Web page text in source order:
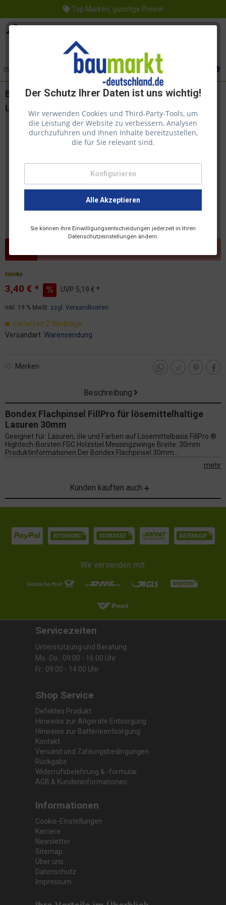
Top Marken, günstige Preise!
Der Schutz Ihrer Daten ist uns wichtig!
Wir verwenden Cookies und Third-Party-Tools, um
die Leistung der Website zu verbessern, Analysen
durchzuführen und Ihnen Inhalte bereitzustellen,
die für Sie relevant sind.
Konfigurieren
Alle Akzeptieren
Sie können Ihre Einwilligungsentscheidungen jederzeit in Ihren
Datenschutzeinstellungen ändern.
Bondex Flachpinsel FillPro für lösemittelhaltige
Lasuren 30mm
3,40 € * UVP 5,19 € *
inkl. 19 % MwSt. zzgl. Versandkosten
Lieferzeit 2 Werktage
Versandart: Warensendung
Merken
Beschreibung
Bondex Flachpinsel FillPro für lösemittelhaltige
Lasuren 30mm
Geeignet für: Lasuren, öle und Farben auf Lösemittelbasis FillPro ®
Hightech-Borsten FSC Holzstiel Messingzwinge Breite: 30mm
Produktinformationen Der Bondex Flachpinsel 30mm...
mehr
Kunden kauften auch
Wir versenden mit:
Servicezeiten
Unterstützung und Beratung
Mo.-Do.: 09:00 - 16:00 Uhr
Fr.: 09:00 - 14:00 Uhr
Shop Service
Defektes Produkt
Hinweise zur Altgeräte Entsorgung
Hinweise zur Batterieentsorgung
Kontakt
Versand und Zahlungsbedingungen
Rückgabe
Widerrufsbelehrung & -formular
AGB & Kundeninformationen
Informationen
Cookie-Einstellungen
Karriere
Newsletter
Sitemap
Über uns
Datenschutz
Impressum